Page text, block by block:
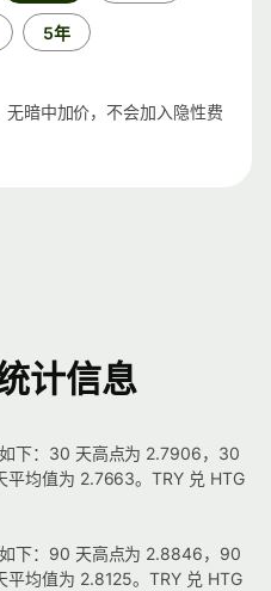
5年
暗中加价，不会加入隐性费
计信息
下：30 天高点为 2.7906，30
均值为 2.7663。TRY 兑 HTG
下：90 天高点为 2.8846，90
均值为 2.8125。TRY 兑 HTG